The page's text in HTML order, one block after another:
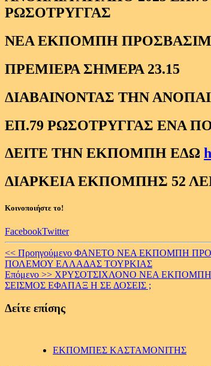
ΡΩΣΟΤΡΥΓΓΑΣ
ΝΕΑ ΕΚΠΟΜΠΗ
ΠΡΕΜΙΕΡΑ ΣΗΜΕΡΑ 23.15
ΔΙΑΒΑΙΝΟΝΤΑΣ ΤΗΝ
ΕΠ.79 ΡΩΣΟΤΡΥΓΓΑΣ ΕΝΑ
ΔΕΙΤΕ ΤΗΝ ΕΚΠΟΜΠΗ ΕΔΩ
ΔΙΑΡΚΕΙΑ ΕΚΠΟΜΠΗΣ 52
Κοινοποιήστε το!
FacebookTwitter
Continue
Reading
<< Προηγούμενο ΦΑΝΕΤΟ ΝΕΑ ΕΚΠΟΜΠΗ
ΠΟΛΕΜΟΥ ΕΛΛΑΔΑΣ ΤΟΥΡΚΙΑΣ
Επόμενο >> ΧΡΥΣΟΤΣΙΧΛΟΝΟ ΝΕΑ ΕΚΠΟΜΠΗ
ΣΕΙΣΜΟΣ ΕΦΑΠΑΞ Η ΣΕ ΔΟΣΕΙΣ ;
Δείτε επίσης
ΕΚΠΟΜΠΕΣ ΚΑΣΤΑΜΟΝΙΤΗΣ